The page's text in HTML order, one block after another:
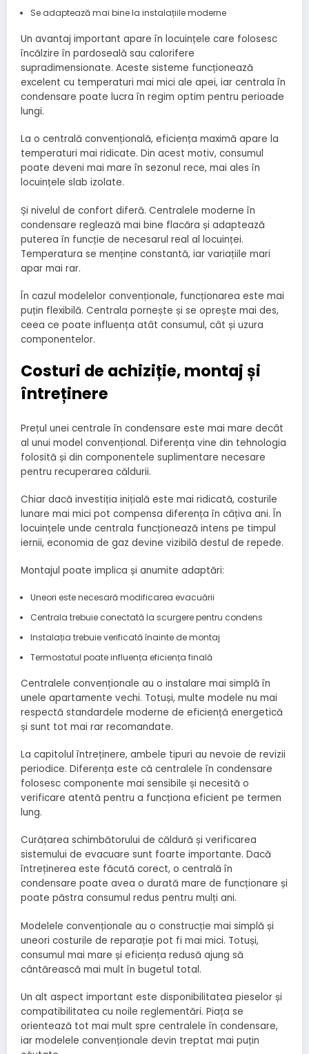
Se adaptează mai bine la instalațiile moderne
Un avantaj important apare în locuințele care folosesc
încălzire în pardoseală sau calorifere
supradimensionate. Aceste sisteme funcționează
excelent cu temperaturi mai mici ale apei, iar centrala în
condensare poate lucra în regim optim pentru perioade
lungi.
La o centrală convențională, eficiența maximă apare la
temperaturi mai ridicate. Din acest motiv, consumul
poate deveni mai mare în sezonul rece, mai ales în
locuințele slab izolate.
Și nivelul de confort diferă. Centralele moderne în
condensare reglează mai bine flacăra și adaptează
puterea în funcție de necesarul real al locuinței.
Temperatura se menține constantă, iar variațiile mari
apar mai rar.
În cazul modelelor convenționale, funcționarea este mai
puțin flexibilă. Centrala pornește și se oprește mai des,
ceea ce poate influența atât consumul, cât și uzura
componentelor.
Costuri de achiziție, montaj și
întreținere
Prețul unei centrale în condensare este mai mare decât
al unui model convențional. Diferența vine din tehnologia
folosită și din componentele suplimentare necesare
pentru recuperarea căldurii.
Chiar dacă investiția inițială este mai ridicată, costurile
lunare mai mici pot compensa diferența în câțiva ani. În
locuințele unde centrala funcționează intens pe timpul
iernii, economia de gaz devine vizibilă destul de repede.
Montajul poate implica și anumite adaptări:
Uneori este necesară modificarea evacuării
Centrala trebuie conectată la scurgere pentru condens
Instalația trebuie verificată înainte de montaj
Termostatul poate influența eficiența finală
Centralele convenționale au o instalare mai simplă în
unele apartamente vechi. Totuși, multe modele nu mai
respectă standardele moderne de eficiență energetică
și sunt tot mai rar recomandate.
La capitolul întreținere, ambele tipuri au nevoie de revizii
periodice. Diferența este că centralele în condensare
folosesc componente mai sensibile și necesită o
verificare atentă pentru a funcționa eficient pe termen
lung.
Curățarea schimbătorului de căldură și verificarea
sistemului de evacuare sunt foarte importante. Dacă
întreținerea este făcută corect, o centrală în
condensare poate avea o durată mare de funcționare și
poate păstra consumul redus pentru mulți ani.
Modelele convenționale au o construcție mai simplă și
uneori costurile de reparație pot fi mai mici. Totuși,
consumul mai mare și eficiența redusă ajung să
cântărească mai mult în bugetul total.
Un alt aspect important este disponibilitatea pieselor și
compatibilitatea cu noile reglementări. Piața se
orientează tot mai mult spre centralele în condensare,
iar modelele convenționale devin treptat mai puțin